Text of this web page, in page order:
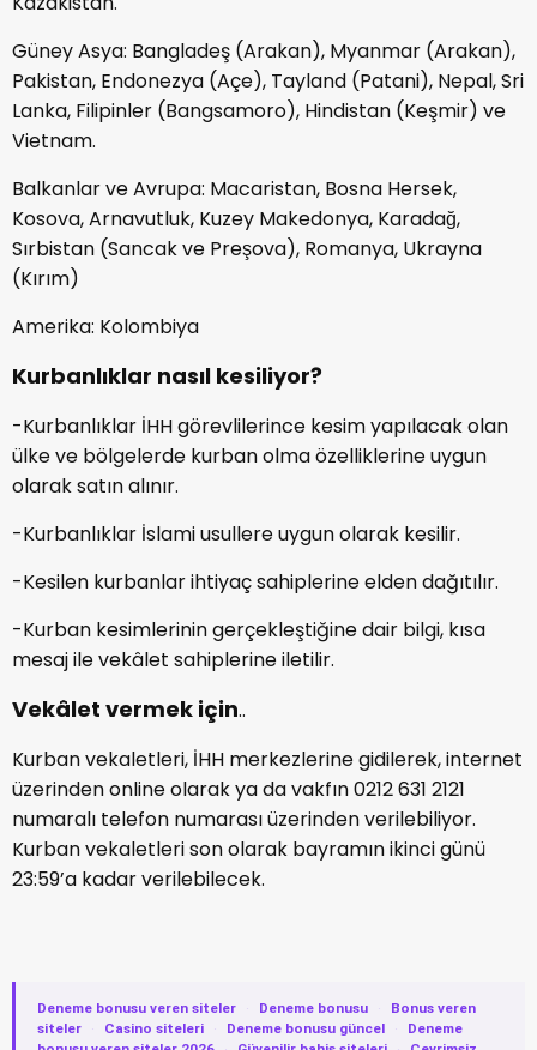
Güney Asya: Bangladeş (Arakan), Myanmar (Arakan),
Pakistan, Endonezya (Açe), Tayland (Patani), Nepal, Sri
Lanka, Filipinler (Bangsamoro), Hindistan (Keşmir) ve
Vietnam.
Balkanlar ve Avrupa: Macaristan, Bosna Hersek,
Kosova, Arnavutluk, Kuzey Makedonya, Karadağ,
Sırbistan (Sancak ve Preşova), Romanya, Ukrayna
(Kırım)
Amerika: Kolombiya
Kurbanlıklar nasıl kesiliyor?
-Kurbanlıklar İHH görevlilerince kesim yapılacak olan
ülke ve bölgelerde kurban olma özelliklerine uygun
olarak satın alınır.
-Kurbanlıklar İslami usullere uygun olarak kesilir.
-Kesilen kurbanlar ihtiyaç sahiplerine elden dağıtılır.
-Kurban kesimlerinin gerçekleştiğine dair bilgi, kısa
mesaj ile vekâlet sahiplerine iletilir.
Vekâlet vermek için..
Kurban vekaletleri, İHH merkezlerine gidilerek, internet
üzerinden online olarak ya da vakfın 0212 631 2121
numaralı telefon numarası üzerinden verilebiliyor.
Kurban vekaletleri son olarak bayramın ikinci günü
23:59’a kadar verilebilecek.
Deneme bonusu veren siteler · Deneme bonusu ·
Bonus veren
siteler
· Casino siteleri · Deneme bonusu güncel ·
Deneme